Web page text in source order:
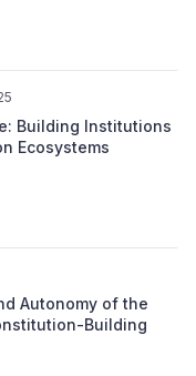
Building Institutions
Ecosystems
Autonomy of the
Building